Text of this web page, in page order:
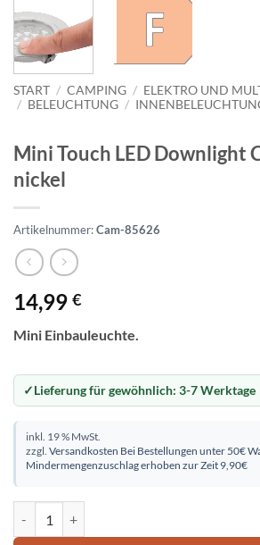
START / CAMPING / ELEKTRO UND
/ BELEUCHTUNG /
Mini Touch LED Downlight
nickel
Artikelnummer:Cam-85626
14,99 €
Mini Einbauleuchte.
Lieferung für gewöhnlich: 3-7 Werktage
inkl. 19 % MwSt.
zzgl. Versandkosten Bei Bestellungen unter 50€
Mindermengenzuschlag erhoben zur Zeit 9,90€